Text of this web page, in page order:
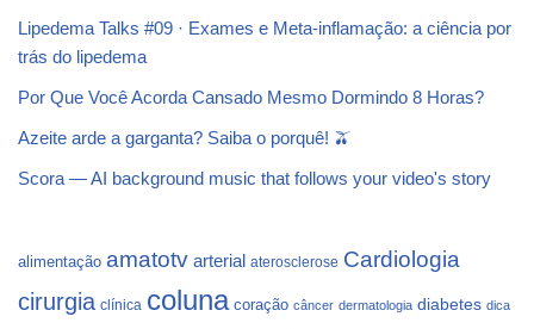
Lipedema Talks #09 · Exames e Meta-inflamação: a ciência por
trás do lipedema
Por Que Você Acorda Cansado Mesmo Dormindo 8 Horas?
Azeite arde a garganta? Saiba o porquê! 🫒
Scora — AI background music that follows your video's story
alimentação amatotv arterial aterosclerose Cardiologia
cirurgia clínica coluna coração câncer dermatologia diabetes dica